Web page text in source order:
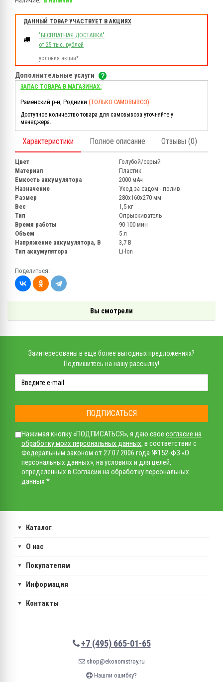
ДАННЫЙ ТОВАР УЧАСТВУЕТ В АКЦИЯХ
"БЕСПЛАТНАЯ ДОСТАВКА"
от 25 тыс. рублей
условия акции*
Дополнительные услуги
ЗАПАС ТОВАРА В МАГАЗИНАХ:
Раменский р-н, Родники (ТОЛЬКО САМОВЫВОЗ)
Доступное количество товара для самовывоза уточняйте у
менеджера.
Характеристики Полное описание Отзывы (0)
Цвет
Голубой/серый
Материал
Пластик
Емкость аккумулятора
2000 мАч
Назначение
Уход за садом - полив
Размер
280х160х270 мм
Вес
1,5 кг
Тип
Опрыскиватель
Время работы
90-100 мин
Объем
5 л
Напряжение аккумулятора, В
3,7 В
Тип аккумулятора
Li-lon
Поделиться:
Вы смотрели
Заинтересованы в еще более выгодных предложениях?
Подпишитесь на нашу рассылку!
ПОДПИСАТЬСЯ
Нажимая кнопку «ПОДПИСАТЬСЯ», я даю свое согласие на
обработку моих персональных данных, в соответствии с
Федеральным законом от 27.07.2006 года №152-ФЗ «О
персональных данных», на условиях и для целей,
определенных в Согласии на обработку персональных
данных *
Каталог
О нас
Покупателям
Информация
Контакты
+7 (495) 665-01-65
shop@ekonomstroy.ru
Нашли ошибку?